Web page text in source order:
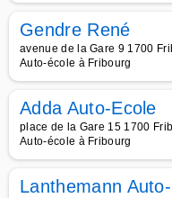
Gendre René
avenue de la Gare 9 1700
Auto-école à Fribourg
Adda Auto-Ecole
place de la Gare 15 1700
Auto-école à Fribourg
Lanthemann